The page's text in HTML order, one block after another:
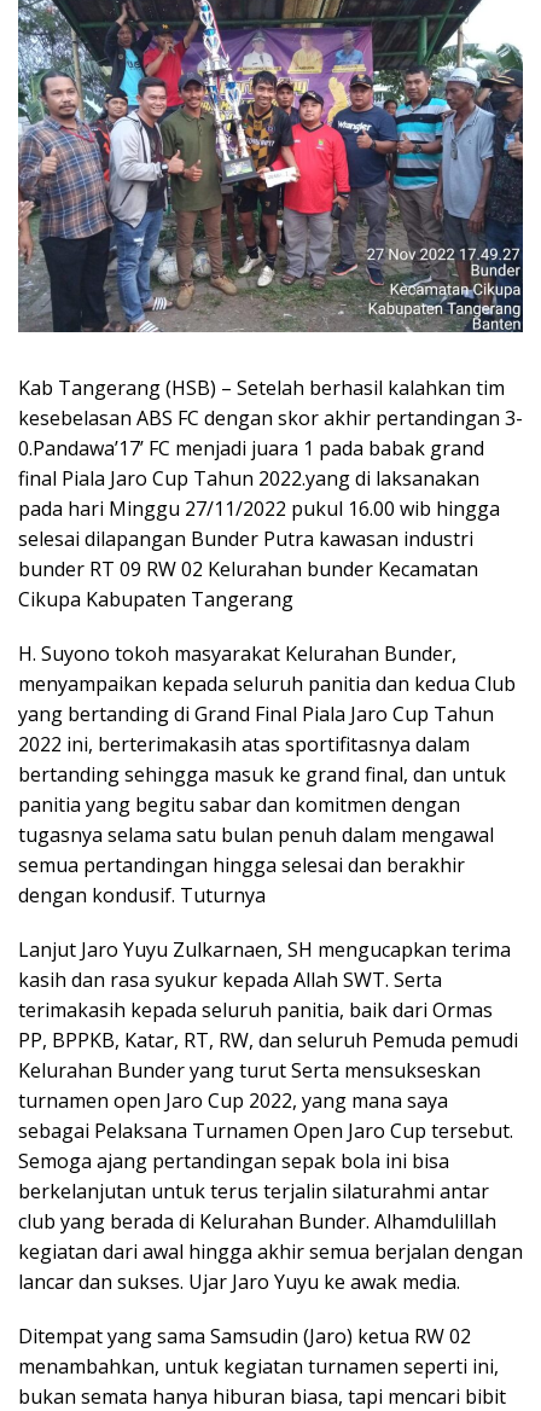
Kab Tangerang (HSB) – Setelah berhasil kalahkan tim
kesebelasan ABS FC dengan skor akhir pertandingan 3-
0.Pandawa’17’ FC menjadi juara 1 pada babak grand
final Piala Jaro Cup Tahun 2022.yang di laksanakan
pada hari Minggu 27/11/2022 pukul 16.00 wib hingga
selesai dilapangan Bunder Putra kawasan industri
bunder RT 09 RW 02 Kelurahan bunder Kecamatan
Cikupa Kabupaten Tangerang
H. Suyono tokoh masyarakat Kelurahan Bunder,
menyampaikan kepada seluruh panitia dan kedua Club
yang bertanding di Grand Final Piala Jaro Cup Tahun
2022 ini, berterimakasih atas sportifitasnya dalam
bertanding sehingga masuk ke grand final, dan untuk
panitia yang begitu sabar dan komitmen dengan
tugasnya selama satu bulan penuh dalam mengawal
semua pertandingan hingga selesai dan berakhir
dengan kondusif. Tuturnya
Lanjut Jaro Yuyu Zulkarnaen, SH mengucapkan terima
kasih dan rasa syukur kepada Allah SWT. Serta
terimakasih kepada seluruh panitia, baik dari Ormas
PP, BPPKB, Katar, RT, RW, dan seluruh Pemuda pemudi
Kelurahan Bunder yang turut Serta mensukseskan
turnamen open Jaro Cup 2022, yang mana saya
sebagai Pelaksana Turnamen Open Jaro Cup tersebut.
Semoga ajang pertandingan sepak bola ini bisa
berkelanjutan untuk terus terjalin silaturahmi antar
club yang berada di Kelurahan Bunder. Alhamdulillah
kegiatan dari awal hingga akhir semua berjalan dengan
lancar dan sukses. Ujar Jaro Yuyu ke awak media.
Ditempat yang sama Samsudin (Jaro) ketua RW 02
menambahkan, untuk kegiatan turnamen seperti ini,
bukan semata hanya hiburan biasa, tapi mencari bibit